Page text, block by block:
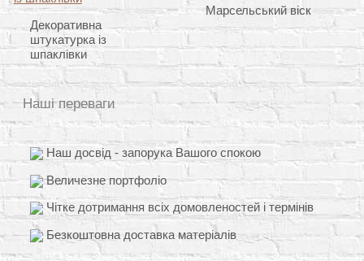
Декоративна
штукатурка із
шпаклівки
Марсельський віск
Наші переваги
Наш досвід - запорука Вашого спокою
Величезне портфоліо
Чітке дотримання всіх домовленостей і термінів
Безкоштовна доставка матеріалів